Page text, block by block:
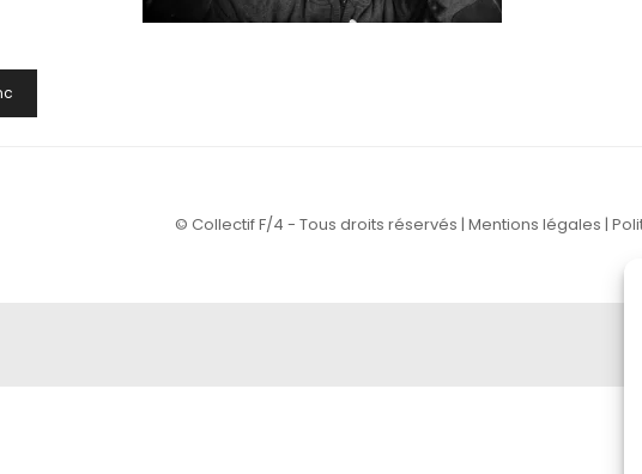
© Collectif F/4 - Tous droits réservés | Mentions légales |